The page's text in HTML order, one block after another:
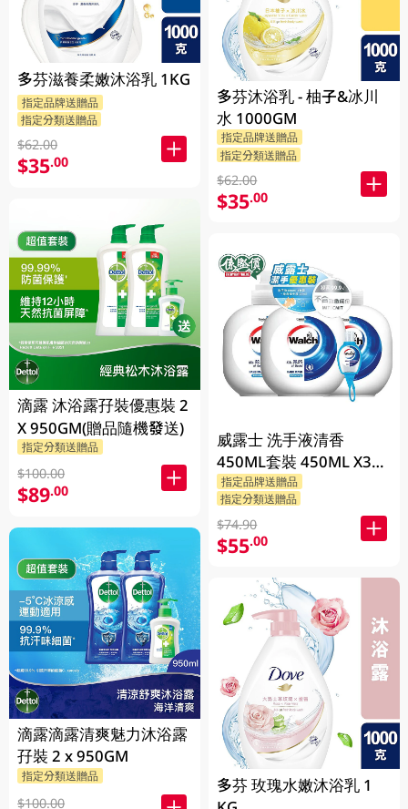
多芬滋養柔嫩沐浴乳 1KG
指定品牌送贈品
指定分類送贈品
$62.00
$35.00
滴露 沐浴露孖裝優惠裝 2
X 950GM(贈品隨機發送)
指定分類送贈品
$100.00
$89.00
滴露滴露清爽魅力沐浴露
孖裝 2 x 950GM
指定分類送贈品
$100.00
多芬沐浴乳 - 柚子&冰川
水 1000GM
指定品牌送贈品
指定分類送贈品
$62.00
$35.00
威露士 洗手液清香
450ML套裝 450ML X3
BP
指定品牌送贈品
指定分類送贈品
$74.90
$55.00
多芬 玫瑰水嫩沐浴乳 1